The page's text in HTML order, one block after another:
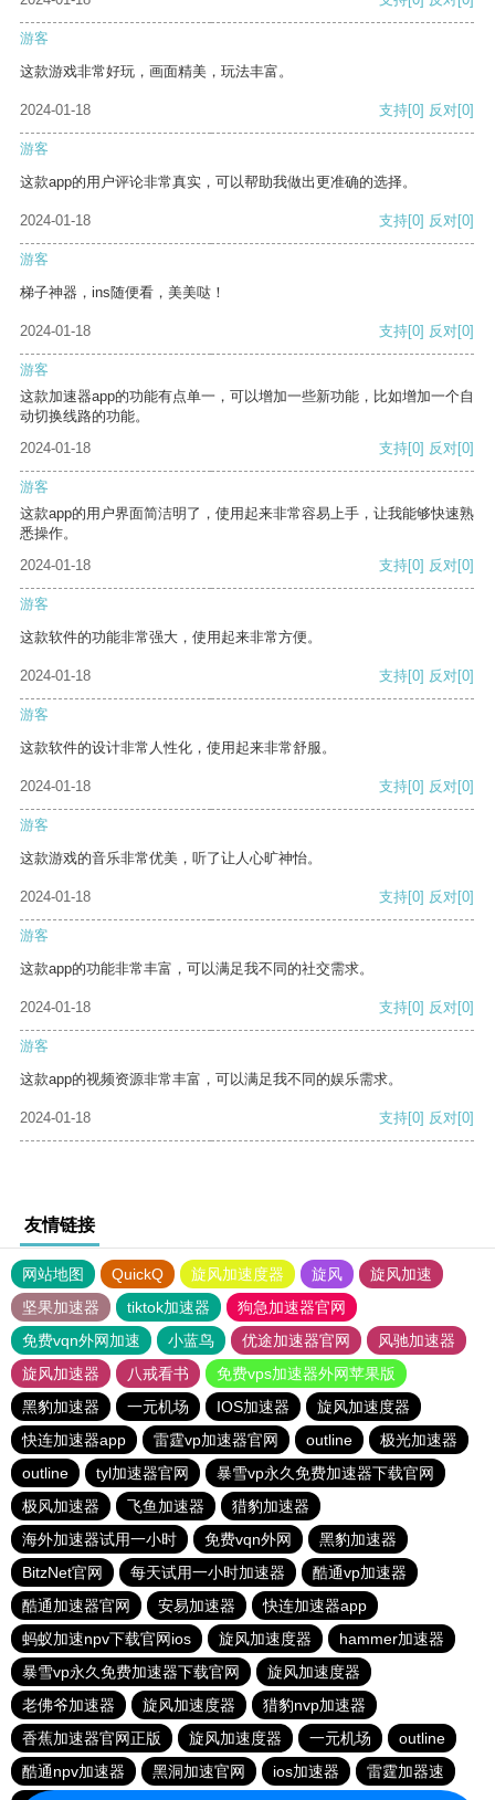
游客
这款游戏非常好玩，画面精美，玩法丰富。
2024-01-18 支持[0] 反对[0]
游客
这款app的用户评论非常真实，可以帮助我做出更准确的选择。
2024-01-18 支持[0] 反对[0]
游客
梯子神器，ins随便看，美美哒！
2024-01-18 支持[0] 反对[0]
游客
这款加速器app的功能有点单一，可以增加一些新功能，比如增加一个自
动切换线路的功能。
2024-01-18
支持[0] 反对[0]
游客
这款app的用户界面简洁明了，使用起来非常容易上手，让我能够快速熟
悉操作。
2024-01-18
支持[0] 反对[0]
游客
这款软件的功能非常强大，使用起来非常方便。
2024-01-18 支持[0] 反对[0]
游客
这款软件的设计非常人性化，使用起来非常舒服。
2024-01-18 支持[0] 反对[0]
游客
这款游戏的音乐非常优美，听了让人心旷神怡。
2024-01-18 支持[0] 反对[0]
游客
这款app的功能非常丰富，可以满足我不同的社交需求。
2024-01-18 支持[0] 反对[0]
游客
这款app的视频资源非常丰富，可以满足我不同的娱乐需求。
2024-01-18 支持[0] 反对[0]
友情链接
网站地图 QuickQ 旋风加速度器 旋风
旋风加速
坚果加速器
tiktok加速器
狗急加速器官网
免费vqn外网加速
小蓝鸟 优途加速器官网
风驰加速器
旋风加速器
八戒看书
免费vps加速器外网苹果版
黑豹加速器
一元机场 IOS加速器
旋风加速度器
快连加速器app
雷霆vp加速器官网 outline
极光加速器
outline
tyl加速器官网
暴雪vp永久免费加速器下载官网
极风加速器
飞鱼加速器
猎豹加速器
海外加速器试用一小时
免费vqn外网
黑豹加速器
BitzNet官网
每天试用一小时加速器
酷通vp加速器
酷通加速器官网
安易加速器
快连加速器app
蚂蚁加速npv下载官网ios
旋风加速度器
hammer加速器
暴雪vp永久免费加速器下载官网
旋风加速度器
老佛爷加速器
旋风加速度器
猎豹nvp加速器
香蕉加速器官网正版
旋风加速度器 一元机场
outline
酷通npv加速器
黑洞加速官网 ios加速器
雷霆加器速